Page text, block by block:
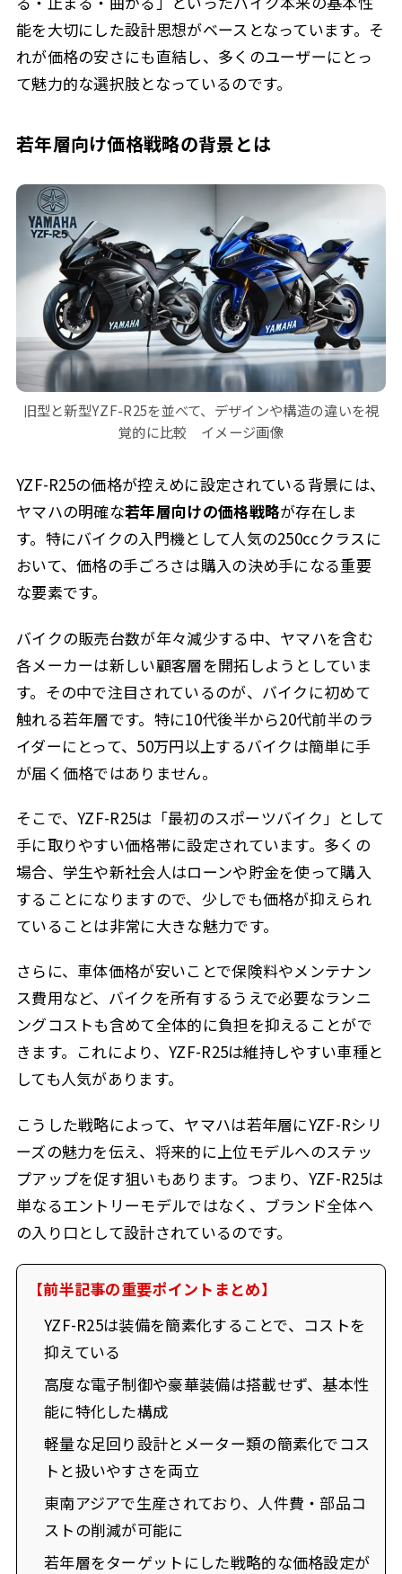
能を大切にした設計思想がベースとなっています。そ
れが価格の安さにも直結し、多くのユーザーにとっ
て魅力的な選択肢となっているのです。
若年層向け価格戦略の背景とは
旧型と新型YZF-R25を並べて、デザインや構造の違いを視
覚的に比較 イメージ画像
YZF-R25の価格が控えめに設定されている背景には、
ヤマハの明確な若年層向けの価格戦略が存在しま
す。特にバイクの入門機として人気の250ccクラスに
おいて、価格の手ごろさは購入の決め手になる重要
な要素です。
バイクの販売台数が年々減少する中、ヤマハを含む
各メーカーは新しい顧客層を開拓しようとしていま
す。その中で注目されているのが、バイクに初めて
触れる若年層です。特に10代後半から20代前半のラ
イダーにとって、50万円以上するバイクは簡単に手
が届く価格ではありません。
そこで、YZF-R25は「最初のスポーツバイク」として
手に取りやすい価格帯に設定されています。多くの
場合、学生や新社会人はローンや貯金を使って購入
することになりますので、少しでも価格が抑えられ
ていることは非常に大きな魅力です。
さらに、車体価格が安いことで保険料やメンテナン
ス費用など、バイクを所有するうえで必要なランニ
ングコストも含めて全体的に負担を抑えることがで
きます。これにより、YZF-R25は維持しやすい車種と
しても人気があります。
こうした戦略によって、ヤマハは若年層にYZF-Rシリ
ーズの魅力を伝え、将来的に上位モデルへのステッ
プアップを促す狙いもあります。つまり、YZF-R25は
単なるエントリーモデルではなく、ブランド全体へ
の入り口として設計されているのです。
【前半記事の重要ポイントまとめ】
YZF-R25は装備を簡素化することで、コストを
抑えている
高度な電子制御や豪華装備は搭載せず、基本性
能に特化した構成
軽量な足回り設計とメーター類の簡素化でコス
トと扱いやすさを両立
東南アジアで生産されており、人件費・部品コ
ストの削減が可能に
若年層をターゲットにした戦略的な価格設定が